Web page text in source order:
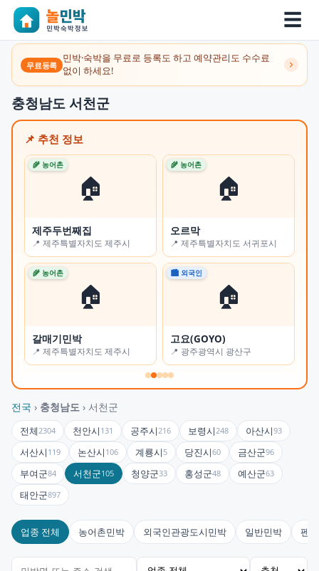
☰
무료등록
민박·숙박을 무료로 등록도 하고 예약관리도 수수료
없이 하세요!
충청남도 서천군
📌 추천 정보
🏠
🌾 농어촌
제주두번째집
📍 제주특별자치도 제주시
🏠
🌾 농어촌
오르막
📍 제주특별자치도 서귀포시
🏠
🌾 농어촌
갈매기민박
📍 제주특별자치도 제주시
🏠
🏙 외국인
고요(GOYO)
📍 광주광역시 광산구
전국 › 충청남도 › 서천군
전체2304 천안시 131 공주시216 보령시248 아산시93
서산시 119 논산시 106 계룡시 5 당진시60 금산군96
부여군84 서천군105 청양군33 홍성군48 예산군63
태안군897
업종 전체 농어촌민박 외국인관광도시민박 일반민박 펜션